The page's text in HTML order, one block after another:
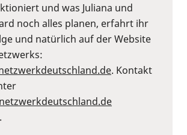
und was Juliana und
noch alles planen, erfahrt ihr
und natürlich auf der Website
. Kontakt